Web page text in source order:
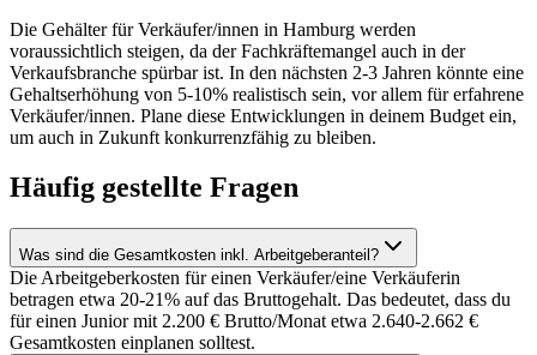
Die Gehälter für Verkäufer/innen in Hamburg werden
voraussichtlich steigen, da der Fachkräftemangel auch in der
Verkaufsbranche spürbar ist. In den nächsten 2-3 Jahren könnte eine
Gehaltserhöhung von 5-10% realistisch sein, vor allem für erfahrene
Verkäufer/innen. Plane diese Entwicklungen in deinem Budget ein,
um auch in Zukunft konkurrenzfähig zu bleiben.
Häufig gestellte Fragen
Was sind die Gesamtkosten inkl. Arbeitgeberanteil?
Die Arbeitgeberkosten für einen Verkäufer/eine Verkäuferin
betragen etwa 20-21% auf das Bruttogehalt. Das bedeutet, dass du
für einen Junior mit 2.200 € Brutto/Monat etwa 2.640-2.662 €
Gesamtkosten einplanen solltest.